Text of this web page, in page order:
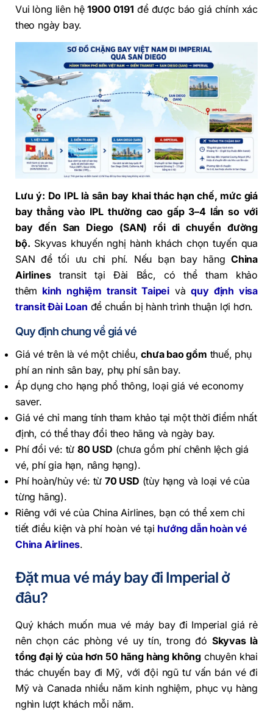
Vui lòng liên hệ1900 0191 để được báo giá chính xác
theo ngày bay.
Lưu ý: Do IPL là sân bay khai thác hạn chế, mức giá
bay thẳng vào IPL thường cao gấp 3–4 lần so với
bay đến San Diego (SAN) rồi di chuyển đường
bộ. Skyvas khuyến nghị hành khách chọn tuyến qua
SAN để tối ưu chi phí. Nếu bạn bay hãng China
Airlinestransit tại Đài Bắc, có thể tham khảo
thêm kinh nghiệm transit Taipei vàquy định visa
transit Đài Loan để chuẩn bị hành trình thuận lợi hơn.
Quy định chung về giá vé
Giá vé trên là vé một chiều,chưa bao gồm thuế, phụ
phí an ninh sân bay, phụ phí sân bay.
Áp dụng cho hạng phổ thông, loại giá vé economy
saver.
Giá vé chỉ mang tính tham khảo tại một thời điểm nhất
định, có thể thay đổi theo hãng và ngày bay.
Phí đổi vé: từ 80 USD (chưa gồm phí chênh lệch giá
vé, phí gia hạn, nâng hạng).
Phí hoàn/hủy vé: từ 70 USD (tùy hạng và loại vé của
từng hãng).
Riêng với vé của China Airlines, bạn có thể xem chi
tiết điều kiện và phí hoàn vé tại hướng dẫn hoàn vé
China Airlines.
Đặt mua vé máy bay đi Imperial ở
đâu?
Quý khách muốn mua vé máy bay đi Imperial giá rẻ
nên chọn các phòng vé uy tín, trong đó Skyvas là
tổng đại lý của hơn 50 hãng hàng không chuyên khai
thác chuyến bay đi Mỹ, với đội ngũ tư vấn bán vé đi
Mỹ và Canada nhiều năm kinh nghiệm, phục vụ hàng
nghìn lượt khách mỗi năm.